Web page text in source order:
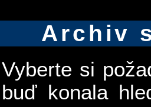
Archiv
Vyberte si
buď konala